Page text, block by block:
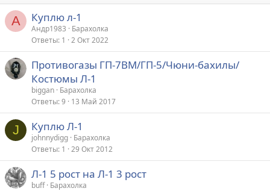
А Куплю л-1
Андр1983
Барахолка
Ответы 1 2 Окт 2022
Противогазы ГП-7ВМ/ГП-5/Чюни-бахилы/
Костюмы Л-1
biggan Барахолка
Ответы 9 13 Май 2017
J Куплю Л-1
johnnydigg Барахолка
Ответы 1 29 Окт 2012
Л-1 5 рост на Л-1 3 рост
buff Барахолка